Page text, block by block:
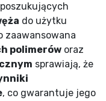
do użytku
zaawansowana
polimerów oraz
sprawiają, że
, co gwarantuje jego